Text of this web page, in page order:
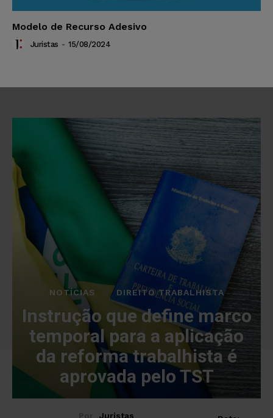
Modelo de Recurso Adesivo
Juristas - 15/08/2024